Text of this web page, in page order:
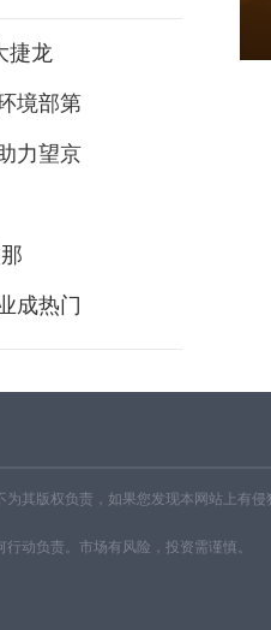
捷龙
境部第
力望京
成热门
其版权负责，如果您发现本网站上有
动负责。市场有风险，投资需谨慎。